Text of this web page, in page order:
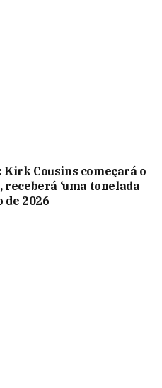
Cousins ​​​​começará o
receberá ‘uma tonelada
de 2026